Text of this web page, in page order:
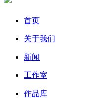
首页
关于我们
新闻
工作室
作品库